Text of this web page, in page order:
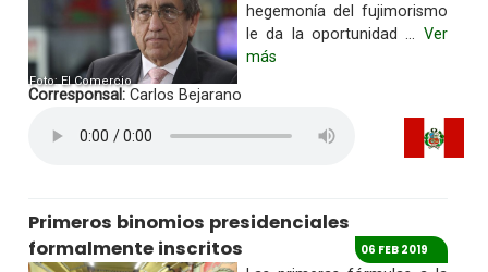
Foto: El Comercio
hegemonía del fujimorismo
le da la oportunidad ... Ver
más
Corresponsal:Carlos Bejarano
Primeros binomios presidenciales
formalmente inscritos
06 FEB 2019